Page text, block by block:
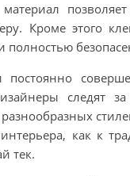
Кроме этого
постоянно
следят
как к
тек.